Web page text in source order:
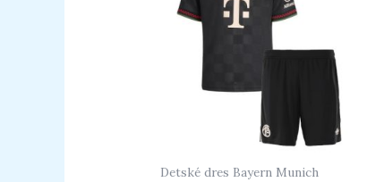
Detské dres Bayern Munich